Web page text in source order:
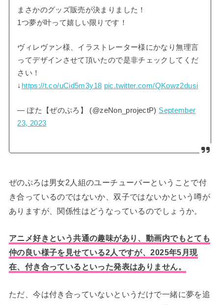
まさかのグッズ販売が決まりました！
1つ夢が叶って嬉しい限りです！
ヴィレヴァン様、イラストレーター様にかなり無理言
ってデザインさせて頂いたので是非チェックしてくだ
さい！
↓ https://t.co/uCid5m3y18 pic.twitter.com/QKowz2dusi
— ぽた【ぜのぷろ】 (@zeNon_projectP) September
23, 2023
ぜのぷろは男女2人組のユーチューバーということで付
き合っているのではないか、双子ではないかという噂が
ありますが、関係性はどうなっているのでしょうか。
アニメ好きという共通の趣味があり、動画内でもとても
仲の良い様子を見せている2人ですが、2025年5月現
在、付き合っているといった発表はありません。
ただ、今は付き合っていないというだけで一緒に夢を追